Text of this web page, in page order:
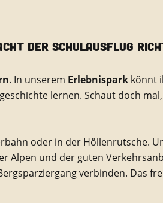
DER SCHULAUSFLUG
. In unserem Erlebnispark könnt
lernen. Schaut doch
oder in der Höllenrutsche.
Alpen und der guten
verbinden. Das